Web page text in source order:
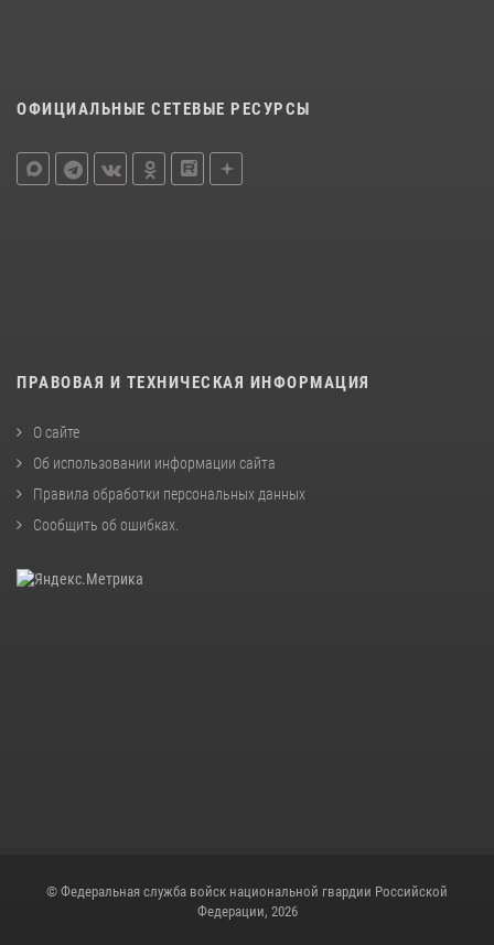
ОФИЦИАЛЬНЫЕ СЕТЕВЫЕ РЕСУРСЫ
ПРАВОВАЯ И ТЕХНИЧЕСКАЯ ИНФОРМАЦИЯ
О сайте
Об использовании информации сайта
Правила обработки персональных данных
Сообщить об ошибках
© Федеральная служба войск национальной гвардии Российской
Федерации, 2026